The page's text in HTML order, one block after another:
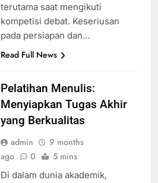
terutama saat mengikuti
kompetisi debat. Keseriusan
pada persiapan dan…
Read Full News
Pelatihan Menulis:
Menyiapkan Tugas Akhir
yang Berkualitas
admin
9 months
ago
0 5 mins
Di dalam dunia akademik,